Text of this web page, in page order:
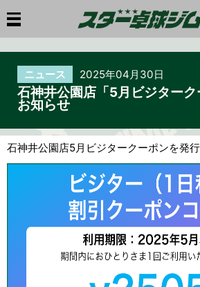
ニュース 2025年04月30日
石神井公園店「5月ビジター
お知らせ
石神井公園店5月ビジタークーポンを発